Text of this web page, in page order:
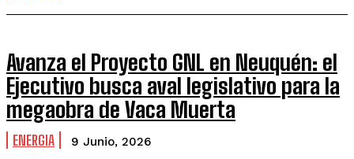
Avanza el Proyecto GNL en Neuquén: el
Ejecutivo busca aval legislativo para la
megaobra de Vaca Muerta
ENERGIA 9 Junio, 2026